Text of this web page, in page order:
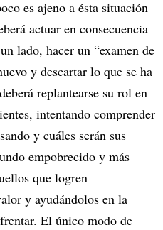
es ajeno a ésta situación
actuar en consecuencia
lado, hacer un “examen de
y descartar lo que se ha
replantearse su rol en
intentando comprender
y cuáles serán sus
empobrecido y más
que logren
y ayudándolos en la
El único modo de